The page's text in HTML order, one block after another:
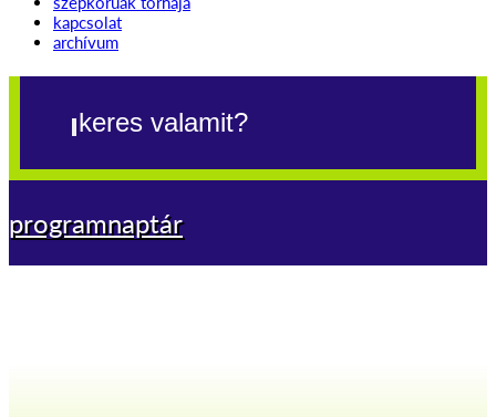
kapcsolat
archívum
programnaptár